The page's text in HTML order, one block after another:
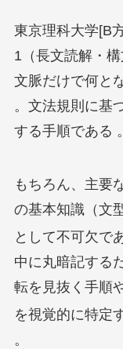
東京理科大学[B
1（長文読解・
文脈だけで何と
。文法規則に基
する手順である 。
もちろん、主要
の基本知識（文
として不可欠で
中に丸暗記する
転を見抜く手順
を視覚的に特定
。